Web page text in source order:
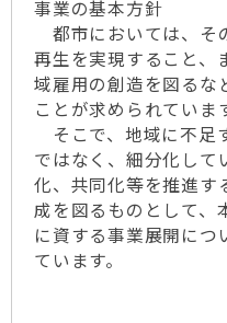
事業の基本方針
都市においては、そ
再生を実現すること、
域雇用の創造を図るな
ことが求められていま
そこで、地域に不足
ではなく、細分化して
化、共同化等を推進す
成を図るものとして、
に資する事業展開につ
ています。